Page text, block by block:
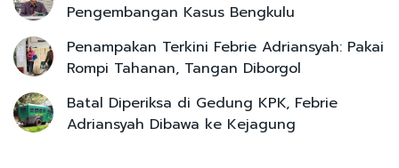
Pengembangan Kasus Bengkulu
Penampakan Terkini Febrie Adriansyah: Pakai
Rompi Tahanan, Tangan Diborgol
Batal Diperiksa di Gedung KPK, Febrie
Adriansyah Dibawa ke Kejagung